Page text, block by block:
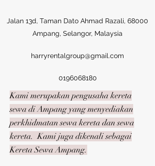
Jalan 13d, Taman Dato Ahmad Razali, 68000
Ampang, Selangor, Malaysia
harryrentalgroup@gmail.com
0196068180
Kami merupakan pengusaha kereta
sewa di Ampang yang menyediakan
perkhidmatan sewa kereta dan sewa
kereta. Kami juga dikenali sebagai
Kereta Sewa Ampang.